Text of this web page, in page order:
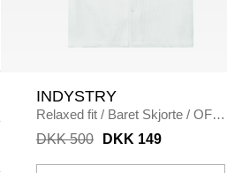
INDYSTRY
Relaxed fit / Baret Skjorte / OFF
WHITE
DKK 500 DKK 149